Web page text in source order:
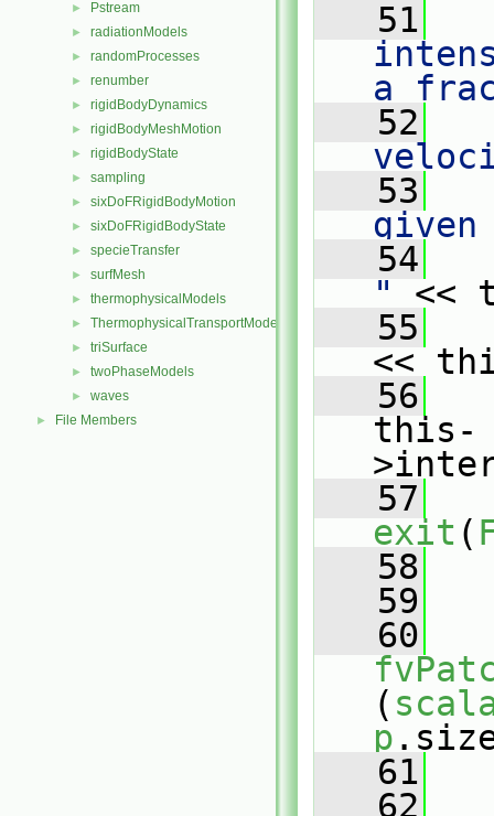
► Pstream
► radiationModels
► randomProcesses
► renumber
► rigidBodyDynamics
► rigidBodyMeshMotion
► rigidBodyState
► sampling
► sixDoFRigidBodyMotion
► sixDoFRigidBodyState
► specieTransfer
► surfMesh
► thermophysicalModels
► ThermophysicalTransportModels
► triSurface
► twoPhaseModels
► waves
► File Members
   51
a
   52
   53
   54
"
<<
   55
<<
   56
this-
   57
exit (
   58
   59
   60
(
p
   61
   62